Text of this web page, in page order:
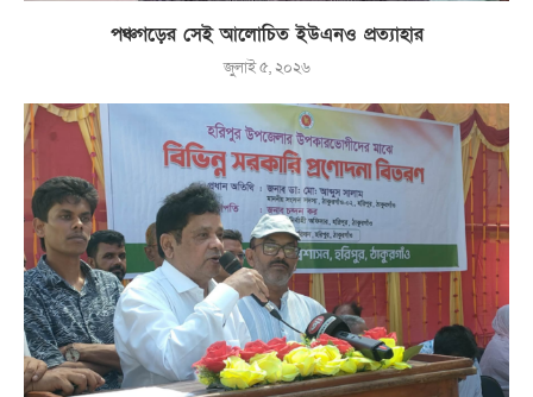
পঞ্চগড়ের সেই আলোচিত ইউএনও প্রত্যাহার
জুলাই ৫, ২০২৬